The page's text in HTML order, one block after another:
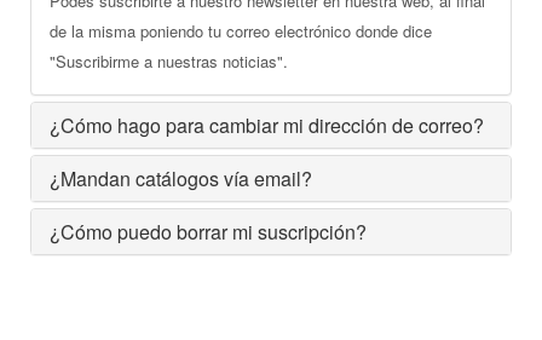
de la misma poniendo tu correo electrónico donde dice
"Suscribirme a nuestras noticias".
¿Cómo hago para cambiar mi dirección de correo?
¿Mandan catálogos vía email?
¿Cómo puedo borrar mi suscripción?